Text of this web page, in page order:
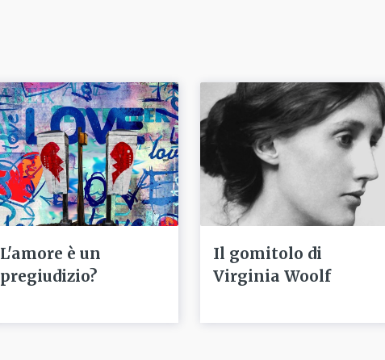
L'amore è un
pregiudizio?
Il gomitolo di
Virginia Woolf